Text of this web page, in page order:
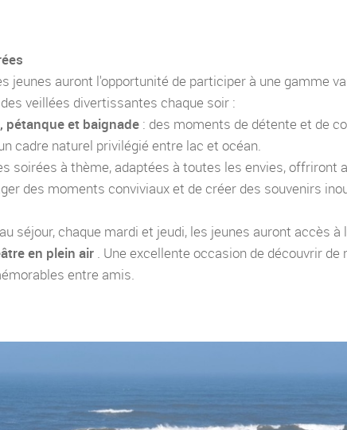
jeunes auront l'opportunité de participer à une gamme
veillées divertissantes chaque soir :
pétanque et baignade : des moments de détente et de
cadre naturel privilégié entre lac et océan.
soirées à thème, adaptées à toutes les envies, offriront
des moments conviviaux et de créer des souvenirs
séjour, chaque mardi et jeudi, les jeunes auront accès à
en plein air . Une excellente occasion de découvrir de
entre amis.